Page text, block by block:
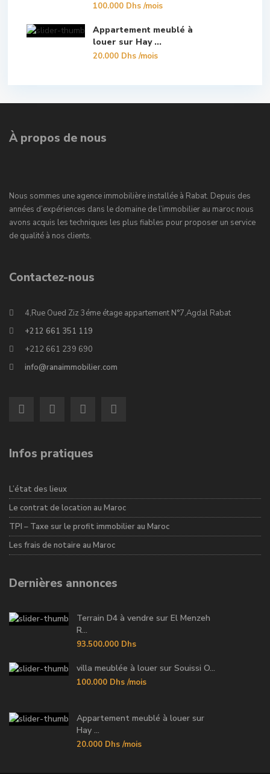
100.000 Dhs/mois
Appartement meublé à
louer sur Hay ...
20.000 Dhs/mois
À propos de nous
Nous sommes une agence immobilière installée à Rabat. Depuis des
années d’expériences dans le domaine de l’immobilier au maroc nous
avons acquis les techniques les plus fiables pour proposer un service
de qualité à nos clients.
Contactez-nous
4,Rue Oued Ziz 3éme étage appartement N°7,Agdal Rabat
+212 661 351 119
+212 661 239 690
info@ranaimmobilier.com
Infos pratiques
L’état des lieux
Le contrat de location au Maroc
TPI – Taxe sur le profit immobilier au Maroc
Les frais de notaire au Maroc
Dernières annonces
Terrain D4 à vendre sur El Menzeh
R...
93.500.000 Dhs
villa meublée à louer sur Souissi O...
100.000 Dhs /mois
Appartement meublé à louer sur
Hay ...
20.000 Dhs /mois